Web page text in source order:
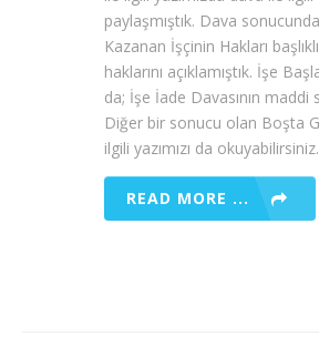
paylaşmıştık. Dava
Kazanan İşçinin Hakları
haklarını açıklamıştık. İşe
da; İşe İade Davasının maddi
Diğer bir sonucu olan Boşta
ilgili yazımızı da
READ MORE ...